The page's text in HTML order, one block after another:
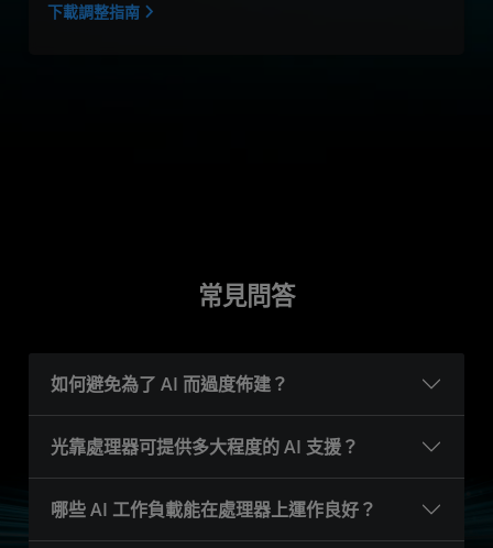
下載調整指南
常見問答
如何避免為了 AI 而過度佈建？
光靠處理器可提供多大程度的 AI 支援？
哪些 AI 工作負載能在處理器上運作良好？